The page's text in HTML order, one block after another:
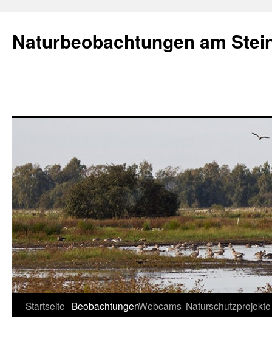
Naturbeobachtungen am
Startseite BeobachtungenWebcams Naturschutzprojekte